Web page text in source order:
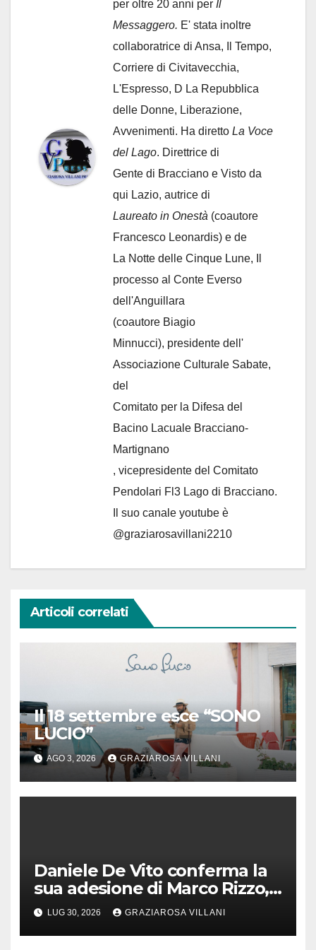
per oltre 20 anni per Il
Messaggero. E' stata inoltre
collaboratrice di Ansa, Il Tempo,
Corriere di Civitavecchia,
L'Espresso, D La Repubblica
delle Donne, Liberazione,
Avvenimenti. Ha diretto La Voce
del Lago. Direttrice di
Gente di Bracciano e Visto da
qui Lazio, autrice di
Laureato in Onestà (coautore
Francesco Leonardis) e de
La Notte delle Cinque Lune, Il
processo al Conte Everso
dell'Anguillara
(coautore Biagio
Minnucci), presidente dell'
Associazione Culturale Sabate,
del
Comitato per la Difesa del
Bacino Lacuale Bracciano-
Martignano
, vicepresidente del Comitato
Pendolari Fl3 Lago di Bracciano.
Il suo canale youtube è
@graziarosavillani2210
Articoli correlati
Il 18 settembre esce “SONO
LUCIO”
AGO 3, 2026 GRAZIAROSA VILLANI
Daniele De Vito conferma la
sua adesione di Marco Rizzo,
nel rispetto delle decisioni
del 1° Congress
LUG 30, 2026 GRAZIAROSA VILLANI